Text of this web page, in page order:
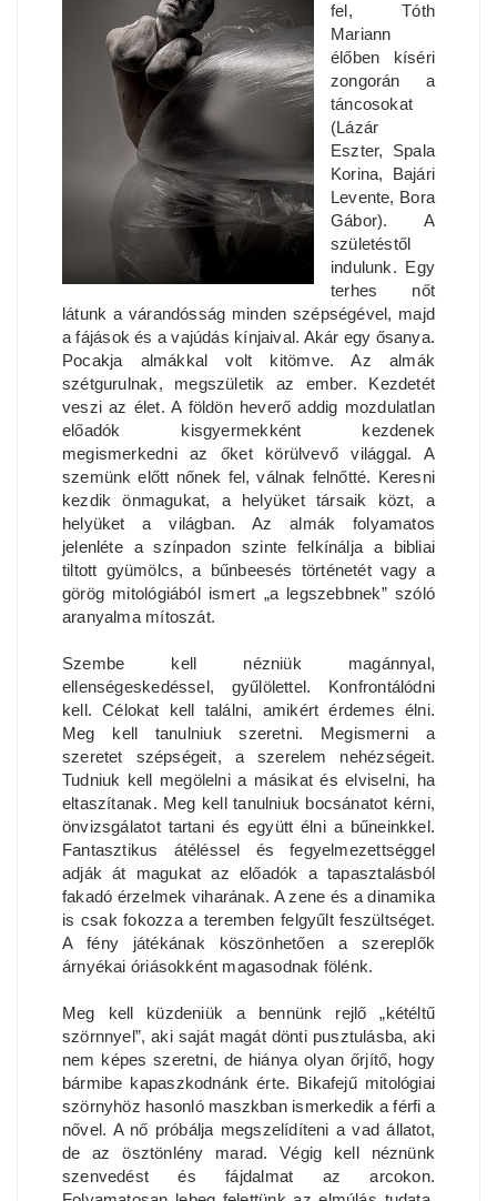
fel, Tóth
Mariann
élőben kíséri
zongorán a
táncosokat
(Lázár
Eszter, Spala
Korina, Bajári
Levente, Bora
Gábor). A
születéstől
indulunk. Egy
terhes nőt
látunk a várandósság minden szépségével, majd
a fájások és a vajúdás kínjaival. Akár egy ősanya.
Pocakja almákkal volt kitömve. Az almák
szétgurulnak, megszületik az ember. Kezdetét
veszi az élet. A földön heverő addig mozdulatlan
előadók kisgyermekként kezdenek
megismerkedni az őket körülvevő világgal. A
szemünk előtt nőnek fel, válnak felnőtté. Keresni
kezdik önmagukat, a helyüket társaik közt, a
helyüket a világban. Az almák folyamatos
jelenléte a színpadon szinte felkínálja a bibliai
tiltott gyümölcs, a bűnbeesés történetét vagy a
görög mitológiából ismert „a legszebbnek” szóló
aranyalma mítoszát.
Szembe kell nézniük magánnyal,
ellenségeskedéssel, gyűlölettel. Konfrontálódni
kell. Célokat kell találni, amikért érdemes élni.
Meg kell tanulniuk szeretni. Megismerni a
szeretet szépségeit, a szerelem nehézségeit.
Tudniuk kell megölelni a másikat és elviselni, ha
eltaszítanak. Meg kell tanulniuk bocsánatot kérni,
önvizsgálatot tartani és együtt élni a bűneinkkel.
Fantasztikus átéléssel és fegyelmezettséggel
adják át magukat az előadók a tapasztalásból
fakadó érzelmek viharának. A zene és a dinamika
is csak fokozza a teremben felgyűlt feszültséget.
A fény játékának köszönhetően a szereplők
árnyékai óriásokként magasodnak fölénk.
Meg kell küzdeniük a bennünk rejlő „kétéltű
szörnnyel”, aki saját magát dönti pusztulásba, aki
nem képes szeretni, de hiánya olyan őrjítő, hogy
bármibe kapaszkodnánk érte. Bikafejű mitológiai
szörnyhöz hasonló maszkban ismerkedik a férfi a
nővel. A nő próbálja megszelídíteni a vad állatot,
de az ösztönlény marad. Végig kell néznünk
szenvedést és fájdalmat az arcokon.